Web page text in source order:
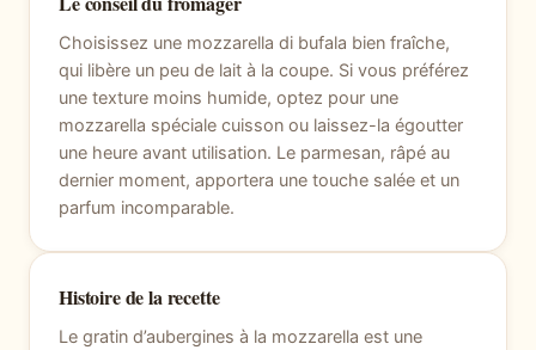
Choisissez une mozzarella di bufala bien fraîche,
qui libère un peu de lait à la coupe. Si vous préférez
une texture moins humide, optez pour une
mozzarella spéciale cuisson ou laissez-la égoutter
une heure avant utilisation. Le parmesan, râpé au
dernier moment, apportera une touche salée et un
parfum incomparable.
Histoire de la recette
Le gratin d’aubergines à la mozzarella est une